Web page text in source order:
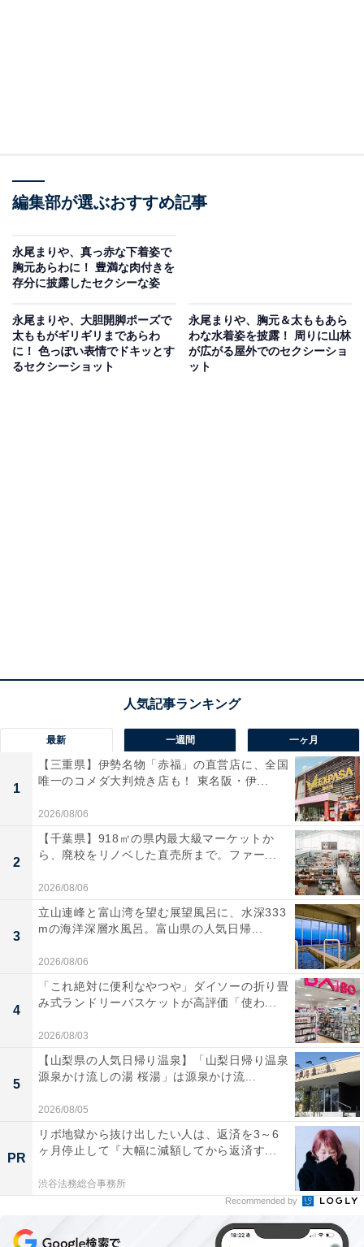
編集部が選ぶおすすめ記事
永尾まりや、真っ赤な下着姿で
胸元あらわに！ 豊満な肉付きを
存分に披露したセクシーな姿
永尾まりや、大胆開脚ポーズで
太ももがギリギリまであらわ
に！ 色っぽい表情でドキッとす
るセクシーショット
永尾まりや、胸元＆太ももあら
わな水着姿を披露！ 周りに山林
が広がる屋外でのセクシーショ
ット
最新 一週間 一ヶ月
1
【三重県】伊勢名物「赤福」の直営店に、全国
唯一のコメダ大判焼き店も！ 東名阪・伊...
2026/08/06
2
【千葉県】918㎡の県内最大級マーケットか
ら、廃校をリノベした直売所まで。ファー...
2026/08/06
3
立山連峰と富山湾を望む展望風呂に、水深333
mの海洋深層水風呂。富山県の人気日帰...
2026/08/06
4
「これ絶対に便利なやつや」ダイソーの折り畳
み式ランドリーバスケットが高評価「使わ...
2026/08/03
5
【山梨県の人気日帰り温泉】「山梨日帰り温泉
源泉かけ流しの湯 桜湯」は源泉かけ流...
2026/08/05
PR
リボ地獄から抜け出したい人は、返済を3～6
ヶ月停止して『大幅に減額してから返済す...
渋谷法務総合事務所
Recommended by